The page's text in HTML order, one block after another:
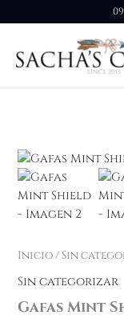
al
Inicio/Sin
Sin categorizar
Gafas Mint